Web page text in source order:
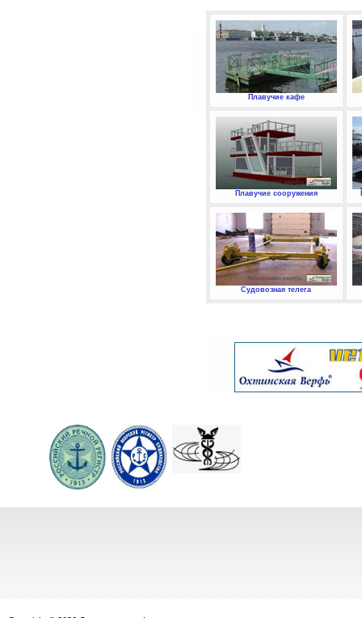
Плавучие кафе
Плавучие сооружения
Судовозная телега